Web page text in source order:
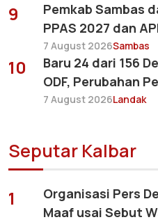
9
Pemkab Sambas
PPAS 2027 dan
7 August 2026Sambas
10
Baru 24 dari 156
ODF, Perubahan
7 August 2026Landak
Seputar Kalbar
1
Organisasi Pers
Maaf usai Sebut